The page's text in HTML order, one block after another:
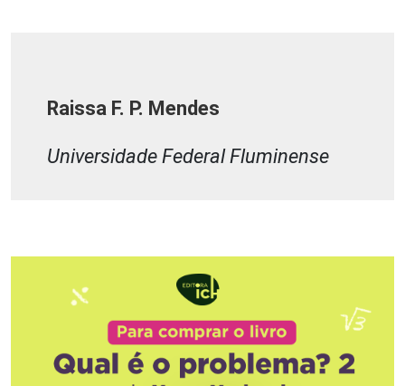
Raissa F. P. Mendes
Universidade Federal Fluminense